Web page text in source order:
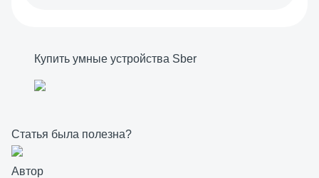
Купить умные устройства Sber
Статья была полезна?
Автор